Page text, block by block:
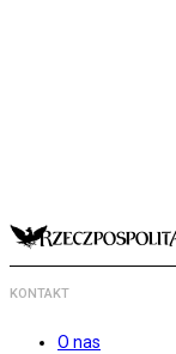
KONTAKT
O nas